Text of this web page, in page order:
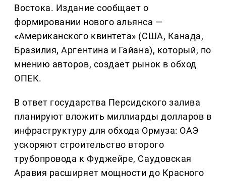
Востока. Издание сообщает о
формировании нового альянса —
«Американского квинтета» (США, Канада,
Бразилия, Аргентина и Гайана), который, по
мнению авторов, создает рынок в обход
ОПЕК.
В ответ государства Персидского залива
планируют вложить миллиарды долларов в
инфраструктуру для обхода Ормуза: ОАЭ
ускоряют строительство второго
трубопровода к Фуджейре, Саудовская
Аравия расширяет мощности до Красного